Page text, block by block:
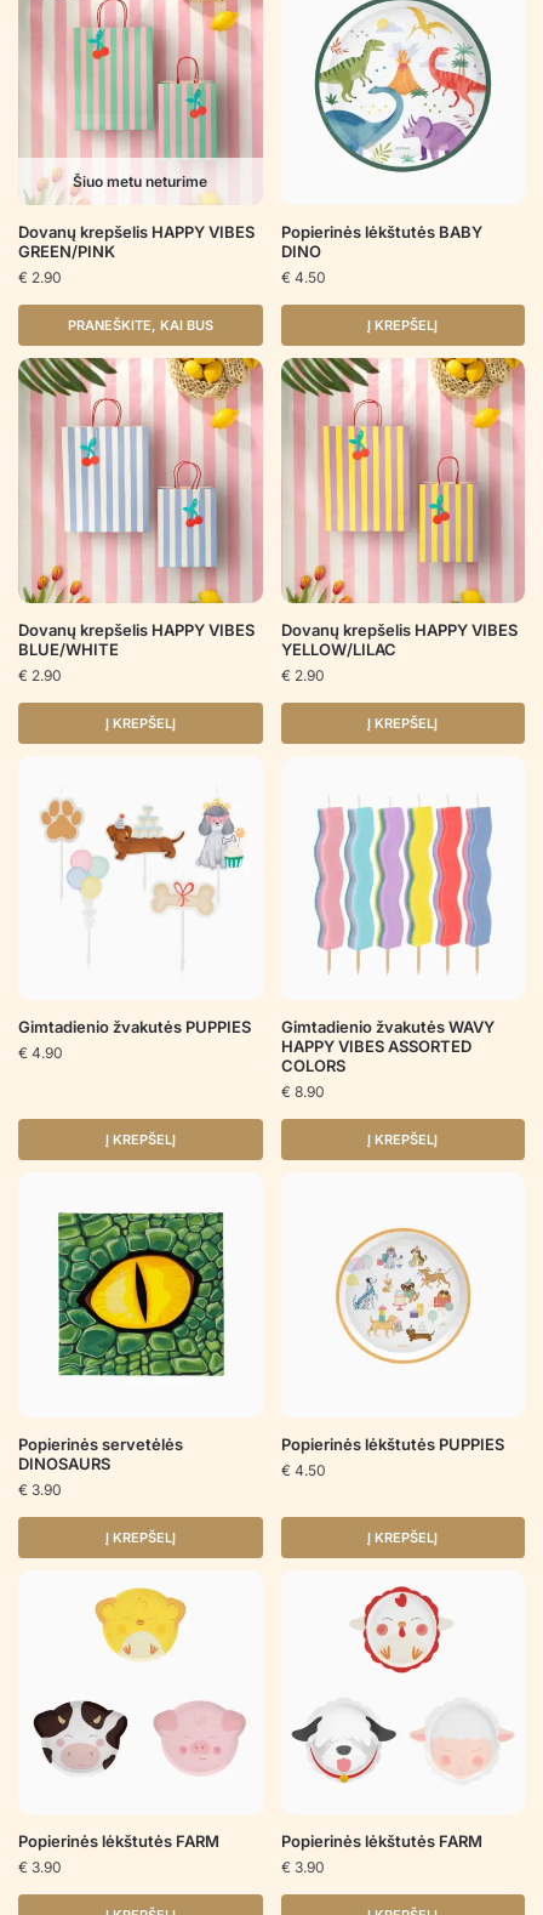
Šiuo metu neturime
Dovanų krepšelis HAPPY VIBES
GREEN/PINK
€ 2.90
PRANEŠKITE, KAI BUS
Popierinės lėkštutės BABY
DINO
€ 4.50
Į KREPŠELĮ
Dovanų krepšelis HAPPY VIBES
BLUE/WHITE
€ 2.90
Į KREPŠELĮ
Dovanų krepšelis HAPPY VIBES
YELLOW/LILAC
€ 2.90
Į KREPŠELĮ
Gimtadienio žvakutės PUPPIES
€ 4.90
Į KREPŠELĮ
Gimtadienio žvakutės WAVY
HAPPY VIBES ASSORTED
COLORS
€ 8.90
Į KREPŠELĮ
Popierinės servetėlės
DINOSAURS
€ 3.90
Į KREPŠELĮ
Popierinės lėkštutės PUPPIES
€ 4.50
Į KREPŠELĮ
Popierinės lėkštutės FARM
€ 3.90
Popierinės lėkštutės FARM
€ 3.90